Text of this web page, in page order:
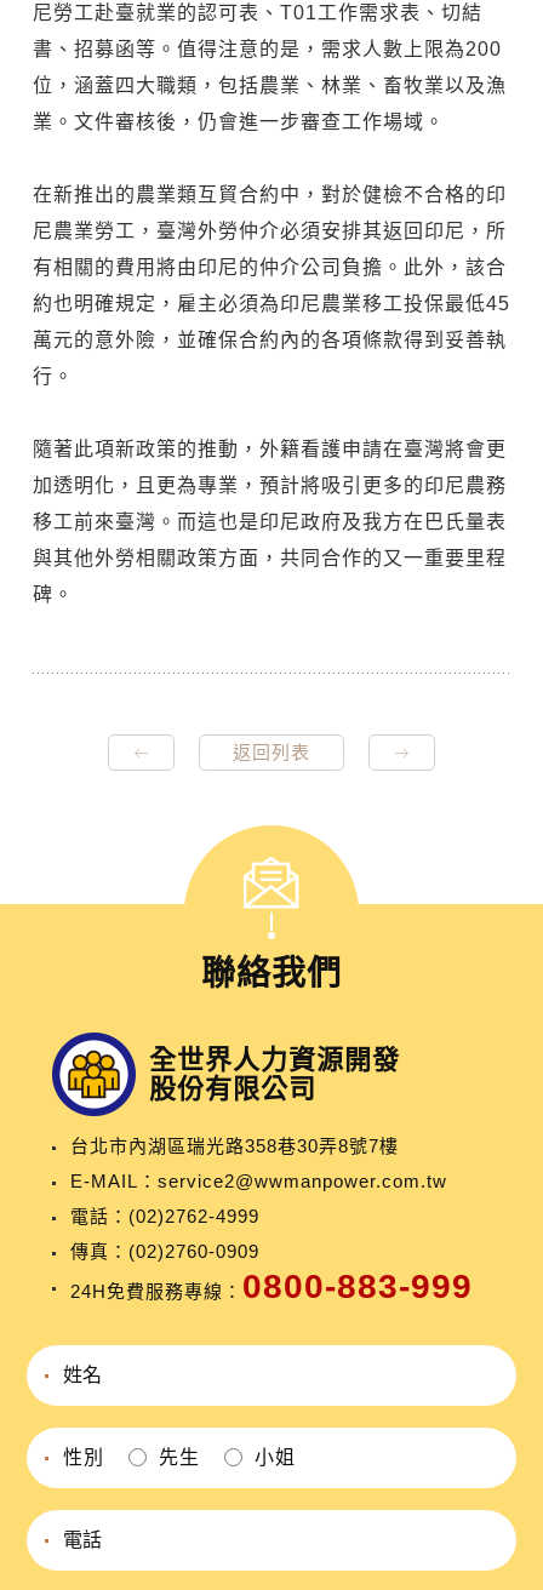
尼勞工赴臺就業的認可表、T01工作需求表、切結
書、招募函等。值得注意的是，需求人數上限為200
位，涵蓋四大職類，包括農業、林業、畜牧業以及漁
業。文件審核後，仍會進一步審查工作場域。
在新推出的農業類互貿合約中，對於健檢不合格的印
尼農業勞工，臺灣外勞仲介必須安排其返回印尼，所
有相關的費用將由印尼的仲介公司負擔。此外，該合
約也明確規定，雇主必須為印尼農業移工投保最低45
萬元的意外險，並確保合約內的各項條款得到妥善執
行。
隨著此項新政策的推動，外籍看護申請在臺灣將會更
加透明化，且更為專業，預計將吸引更多的印尼農務
移工前來臺灣。而這也是印尼政府及我方在巴氏量表
與其他外勞相關政策方面，共同合作的又一重要里程
碑。
返回列表
聯絡我們
全世界人力資源開發
股份有限公司
台北市內湖區瑞光路358巷30弄8號7樓
E-MAIL： service2@wwmanpower.com.tw
電話： (02)2762-4999
傳真：(02)2760-0909
24H免費服務專線： 0800-883-999
性別 先生 小姐